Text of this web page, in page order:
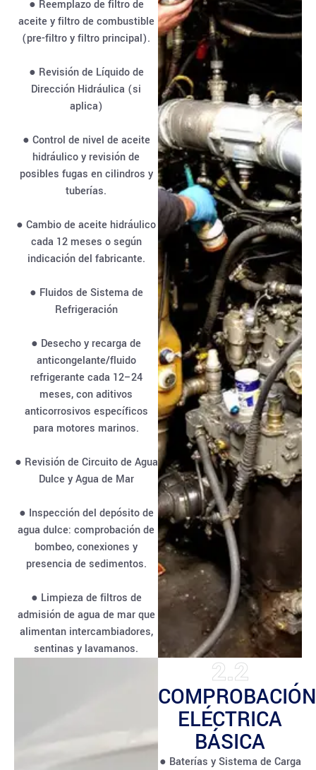
● Reemplazo de filtro de
aceite y filtro de combustible
(pre-filtro y filtro principal).
● Revisión de Líquido de
Dirección Hidráulica (si
aplica)
● Control de nivel de aceite
hidráulico y revisión de
posibles fugas en cilindros y
tuberías.
● Cambio de aceite hidráulico
cada 12 meses o según
indicación del fabricante.
● Fluidos de Sistema de
Refrigeración
● Desecho y recarga de
anticongelante/fluido
refrigerante cada 12–24
meses, con aditivos
anticorrosivos específicos
para motores marinos.
● Revisión de Circuito de Agua
Dulce y Agua de Mar
● Inspección del depósito de
agua dulce: comprobación de
bombeo, conexiones y
presencia de sedimentos.
● Limpieza de filtros de
admisión de agua de mar que
alimentan intercambiadores,
sentinas y lavamanos.
2.2
COMPROBACIÓN
ELÉCTRICA
BÁSICA
● Baterías y Sistema de Carga